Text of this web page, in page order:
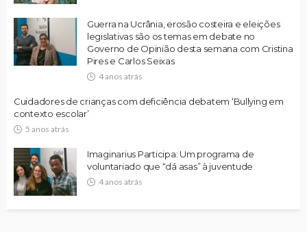
Guerra na Ucrânia, erosão costeira e eleições
legislativas são os temas em debate no
Governo de Opinião desta semana com Cristina
Pires e Carlos Seixas
4 anos atrás
Cuidadores de crianças com deficiência debatem ‘Bullying em
contexto escolar’
5 anos atrás
Imaginarius Participa: Um programa de
voluntariado que “dá asas” à juventude
4 anos atrás